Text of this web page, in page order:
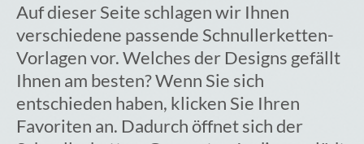
Auf dieser Seite schlagen wir Ihnen
verschiedene passende Schnullerketten-
Vorlagen vor. Welches der Designs gefällt
Ihnen am besten? Wenn Sie sich
entschieden haben, klicken Sie Ihren
Favoriten an. Dadurch öffnet sich der